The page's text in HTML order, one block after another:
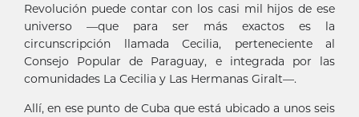
Revolución puede contar con los casi mil hijos de ese
universo —que para ser más exactos es la
circunscripción llamada Cecilia, perteneciente al
Consejo Popular de Paraguay, e integrada por las
comunidades La Cecilia y Las Hermanas Giralt—.
Allí, en ese punto de Cuba que está ubicado a unos seis